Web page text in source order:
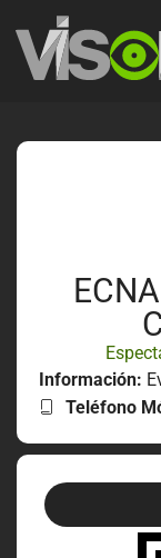
Información:
Teléfono